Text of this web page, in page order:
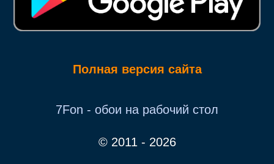
Полная версия сайта
7Fon - обои на рабочий стол
© 2011 - 2026